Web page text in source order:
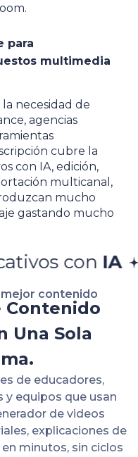
para
multimedia
necesidad de
agencias
cubre la
con IA, edición,
multicanal,
mucho
gastando mucho
Generador
contenido
Contenido
Una Sola
de educadores,
y equipos que usan
de videos
explicaciones de
minutos, sin ciclos